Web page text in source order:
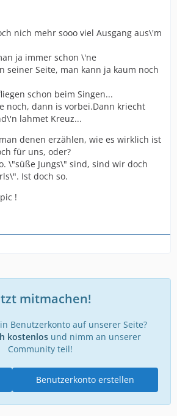
nich mehr sooo viel Ausgang aus\'m
ja immer schon \'ne
seiner Seite, man kann ja kaum noch
schon beim Singen...
noch, dann is vorbei.Dann kriecht
lahmet Kreuz...
denen erzählen, wie es wirklich ist
für uns, oder?
\"süße Jungs\" sind, sind wir doch
Ist doch so.
!
mitmachen!
Benutzerkonto auf unserer Seite?
kostenlos und nimm an unserer
Community teil!
Benutzerkonto erstellen